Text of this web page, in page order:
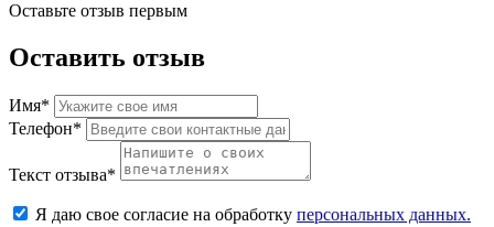
Оставьте отзыв первым
Оставить отзыв
Имя*
Телефон*
Текст отзыва*
Я даю свое согласие на обработку персональных данных.